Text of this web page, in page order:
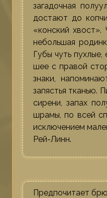
загадочная
достают до
«конский
небольшая
Губы чуть
шее с правой
знаки,
запястья тканью.
сирени, запах
шрамы, по всей
исключением
Рей-Линн.
Предпочитает